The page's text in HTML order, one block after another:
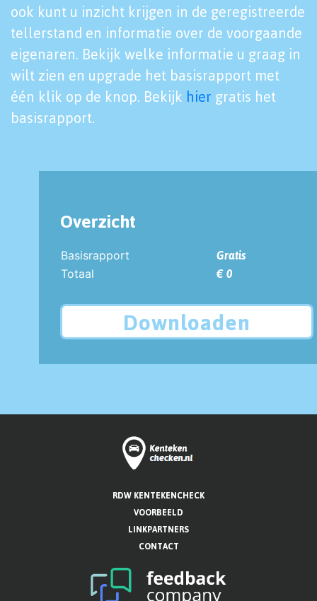
ook kunt u inzicht krijgen in de geregistreerde
tellerstand en informatie over de voorgaande
eigenaren. Bekijk welke informatie u graag in
wilt zien en upgrade het basisrapport met
één klik op de knop. Bekijk hier gratis het
basisrapport.
Overzicht
Basisrapport
Gratis
Totaal
€ 0
Downloaden
RDW KENTEKENCHECK
VOORBEELD
LINKPARTNERS
CONTACT